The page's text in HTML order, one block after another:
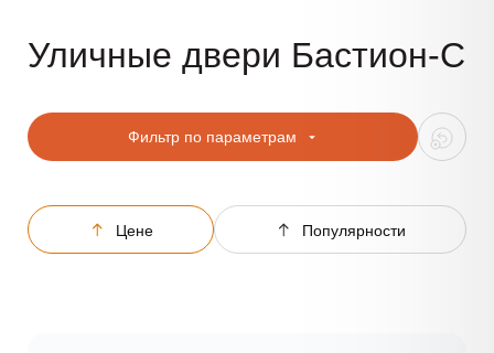
Уличные двери Бастион-С
Фильтр по параметрам
Цене Популярности